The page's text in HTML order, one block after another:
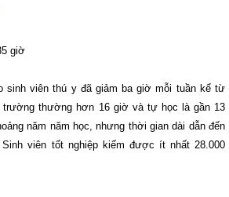
giờ
sinh viên thú y đã giảm ba giờ mỗi tuần kể từ
trường thường hơn 16 giờ và tự học là gần 13
năm năm học, nhưng thời gian dài dẫn đến
viên tốt nghiệp kiếm được ít nhất 28.000